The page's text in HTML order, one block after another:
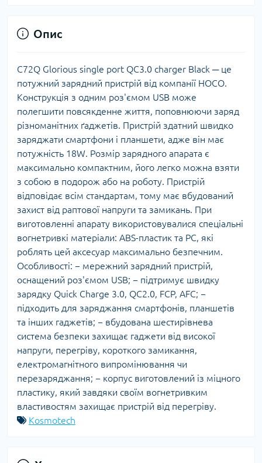
Опис
C72Q Glorious single port QC3.0 charger Black ─ це
потужний зарядний пристрій від компанії HOCO.
Конструкція з одним роз'ємом USB може
полегшити повсякденне життя, поповнюючи заряд
різноманітних ґаджетів. Пристрій здатний швидко
заряджати смартфони і планшети, адже він має
потужність 18W. Розмір зарядного апарата є
максимально компактним, його легко можна взяти
з собою в подорож або на роботу. Пристрій
відповідає всім стандартам, тому має вбудований
захист від раптової напруги та замикань. При
виготовленні апарату використовувалися спеціальні
вогнетривкі матеріали: ABS-пластик та PC, які
роблять цей аксесуар максимально безпечним.
Особливості: − мережний зарядний пристрій,
оснащений роз'ємом USB; − підтримує швидку
зарядку Quick Charge 3.0, QC2.0, FCP, AFC; −
підходить для заряджання смартфонів, планшетів
та інших гаджетів; − вбудована шестирівнева
система безпеки захищає гаджети від високої
напруги, перегріву, короткого замикання,
електромагнітного випромінювання чи
перезаряджання; − корпус виготовлений із міцного
пластику, який завдяки своїм вогнетривким
властивостям захищає пристрій від перегріву.
Kosmotech